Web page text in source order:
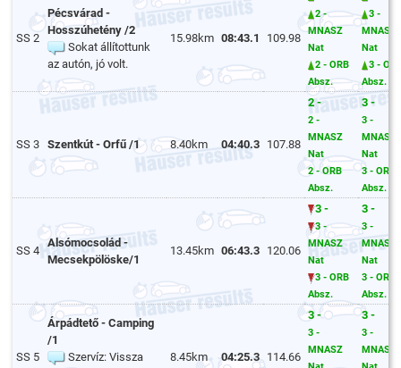
SS 2
Pécsvárad -
Hosszúhetény /2
Sokat állítottunk
az autón, jó volt.
15.98km 08:43.1 109.98
2 -
MNASZ
Nat
2 - ORB
Absz.
3 -
MNASZ
Nat
3 -
Absz.
SS 3 Szentkút - Orfű /1 8.40km 04:40.3 107.88
2 -
2 -
MNASZ
Nat
2 - ORB
Absz.
3 -
3 -
MNASZ
Nat
3 - ORB
Absz.
SS 4
Alsómocsolád -
Mecsekpölöske/1
13.45km 06:43.3 120.06
3 -
3 -
MNASZ
Nat
3 - ORB
Absz.
3 -
3 -
MNASZ
Nat
3 - ORB
Absz.
SS 5
Árpádtető - Camping
/1
Szervíz: Vissza
8.45km 04:25.3 114.66
3 -
3 -
MNASZ
3 -
3 -
MNASZ